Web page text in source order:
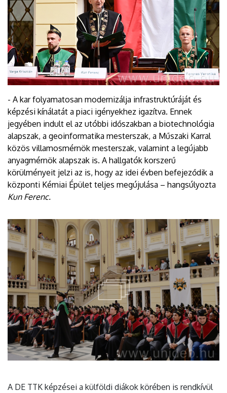
- A kar folyamatosan modernizálja infrastruktúráját és
képzési kínálatát a piaci igényekhez igazítva. Ennek
jegyében indult el az utóbbi időszakban a biotechnológia
alapszak, a geoinformatika mesterszak, a Műszaki Karral
közös villamosmérnök mesterszak, valamint a legújabb
anyagmérnök alapszak is. A hallgatók korszerű
körülményeit jelzi az is, hogy az idei évben befejeződik a
központi Kémiai Épület teljes megújulása – hangsúlyozta
Kun Ferenc.
A DE TTK képzései a külföldi diákok körében is rendkívül